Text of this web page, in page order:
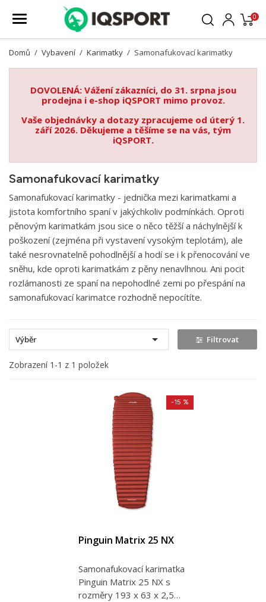
0
Domů Vybavení Karimatky Samonafukovací karimatky
DOVOLENÁ: Vážení zákazníci, do 31. srpna jsou
prodejna i e-shop iQSPORT mimo provoz.
Vaše objednávky a dotazy zpracujeme od úterý 1.
září 2026. Děkujeme a těšíme se na vás, tým
iQSPORT.
Samonafukovací karimatky
Samonafukovací karimatky - jednička mezi karimatkami a
jistota komfortního spaní v jakýchkoliv podmínkách. Oproti
pěnovým karimatkám jsou sice o něco těžší a náchylnější k
poškození (zejména při vystavení vysokým teplotám), ale
také nesrovnatelně pohodlnější a hodí se i k přenocování ve
sněhu, kde oproti karimatkám z pěny nenavlhnou. Ani pocit
rozlámanosti ze spaní na nepohodlné zemi po přespání na
samonafukovací karimatce rozhodně nepocítíte.
Výběr  Filtrovat
Zobrazení 1-1 z 1 položek
Pinguin Matrix 25 NX
Samonafukovací karimatka
Pinguin Matrix 25 NX s
rozměry 193 x 63 x 2,5
-15 %